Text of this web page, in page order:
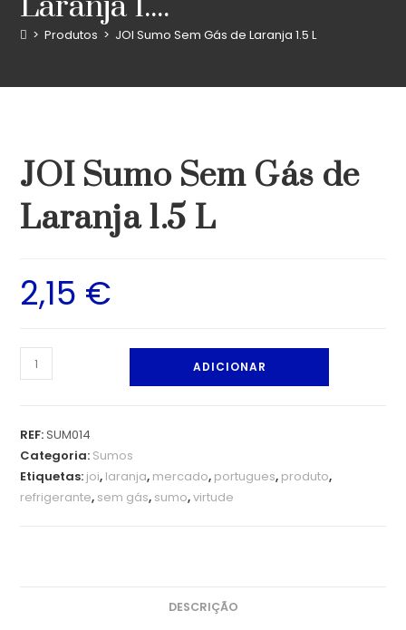
> Produtos > JOI Sumo Sem Gás de Laranja 1.5 L
JOI Sumo Sem Gás de
Laranja 1.5 L
2,15 €
ADICIONAR
REF:SUM014
Categoria: Sumos
Etiquetas: joi, laranja, mercado, portugues, produto,
refrigerante, sem gás, sumo,virtude
DESCRIÇÃO